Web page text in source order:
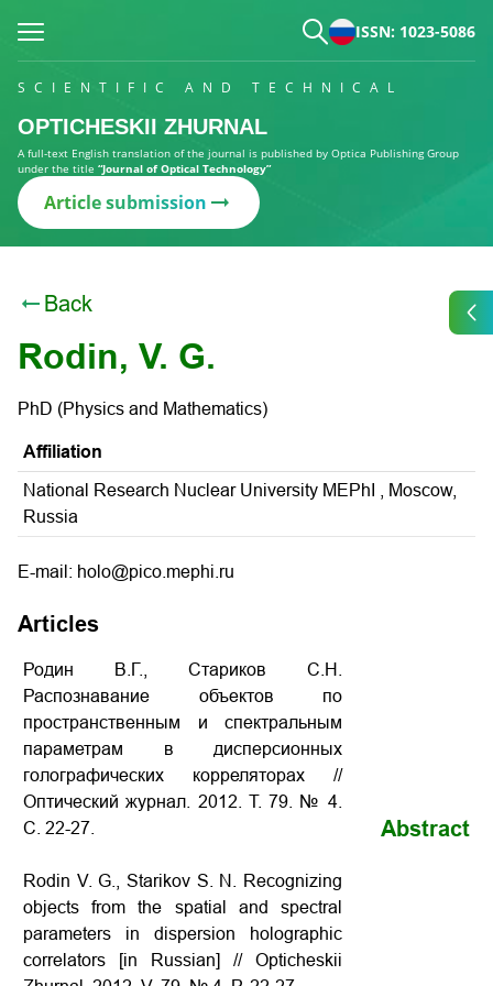
ISSN: 1023-5086
SCIENTIFIC AND TECHNICAL
OPTICHESKII ZHURNAL
A full-text English translation of the journal is published by Optica Publishing Group
under the title “Journal of Optical Technology”
Article submission
Back
Rodin, V. G.
PhD (Physics and Mathematics)
Affiliation
National Research Nuclear University MEPhI , Moscow,
Russia
E-mail: holo@pico.mephi.ru
Articles
Родин В.Г., Стариков С.Н.
Распознавание объектов по
пространственным и спектральным
параметрам в дисперсионных
голографических корреляторах //
Оптический журнал. 2012. Т. 79. № 4.
С. 22-27.
Rodin V. G., Starikov S. N. Recognizing
objects from the spatial and spectral
parameters in dispersion holographic
correlators [in Russian] // Opticheskii
Abstract